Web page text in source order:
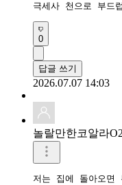
0
답글 쓰기
2026.07.07 14:03
놀랄만한코알라
저는 집에 돌아오면